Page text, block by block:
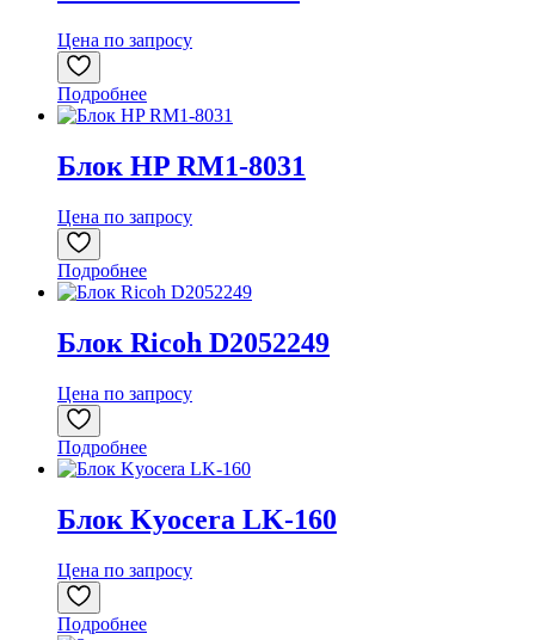
Цена по запросу
Подробнее
Блок HP RM1-8031
Цена по запросу
Подробнее
Блок Ricoh D2052249
Цена по запросу
Подробнее
Блок Kyocera LK-160
Цена по запросу
Подробнее